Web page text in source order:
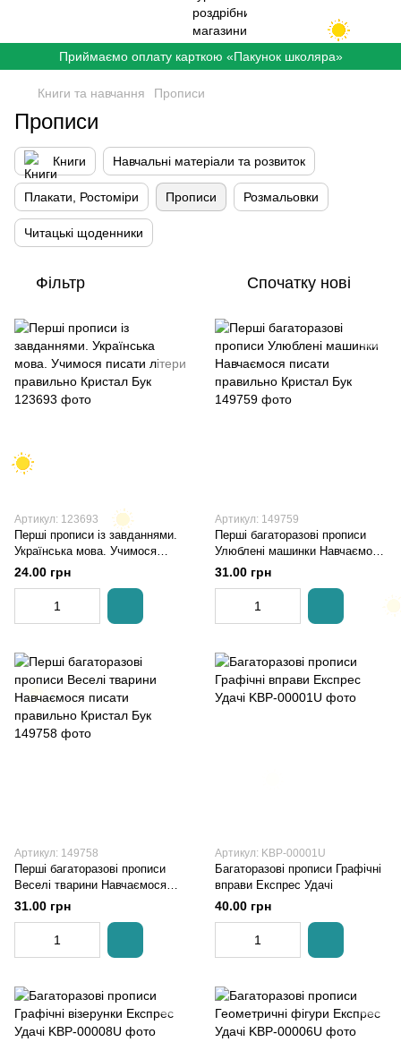
Приймаємо оплату карткою «Пакунок школяра»
Книги та навчання Прописи
Прописи
Книги Навчальні матеріали та розвиток
Плакати, Ростоміри Прописи Розмальовки
Читацькі щоденники
Фільтр Спочатку нові
Артикул: 123693
Перші прописи із завданнями.
Українська мова. Учимося
писати літери правильно
Кристал Бук
24.00 грн
Артикул: 149759
Перші багаторазові прописи
Улюблені машинки Навчаємося
писати правильно Кристал Бук
31.00 грн
Артикул: 149758
Перші багаторазові прописи
Веселі тварини Навчаємося
писати правильно Кристал Бук
31.00 грн
Артикул: KBP-00001U
Багаторазові прописи Графічні
вправи Експрес Удачі
40.00 грн